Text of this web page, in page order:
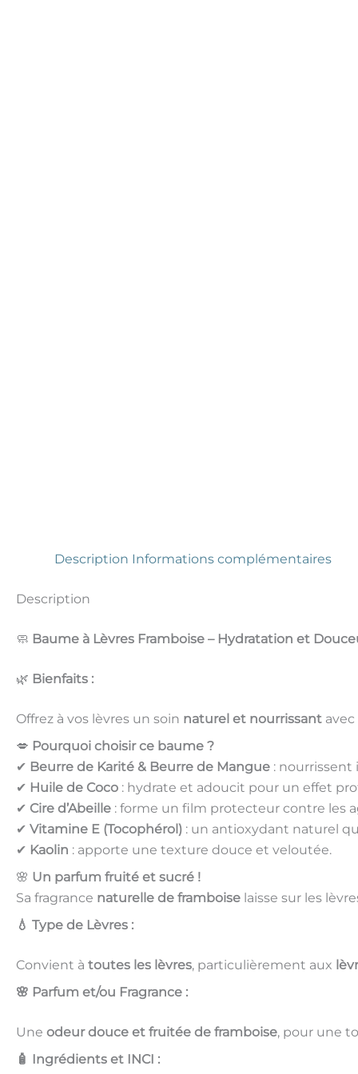
Description Informations complémentaires
Description
🧼 Baume à Lèvres Framboise – Hydratation et
🌿 Bienfaits :
Offrez à vos lèvres un soin naturel et nourrissant avec
💋 Pourquoi choisir ce baume ?
✔ Beurre de Karité & Beurre de Mangue : nourrissent
✔ Huile de Coco : hydrate et adoucit pour un effet
✔ Cire d’Abeille : forme un film protecteur contre les
✔ Vitamine E (Tocophérol) : un antioxydant naturel
✔ Kaolin : apporte une texture douce et veloutée.
🌸 Un parfum fruité et sucré !
Sa fragrance naturelle de framboise laisse sur les
💧 Type de Lèvres :
Convient à toutes les lèvres, particulièrement aux
🌸 Parfum et/ou Fragrance :
Une odeur douce et fruitée de framboise, pour une
🧴 Ingrédients et INCI :